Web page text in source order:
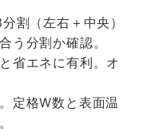
割（左右＋中央）
う分割か確認。
省エネに有利。オ
定格W数と表面温